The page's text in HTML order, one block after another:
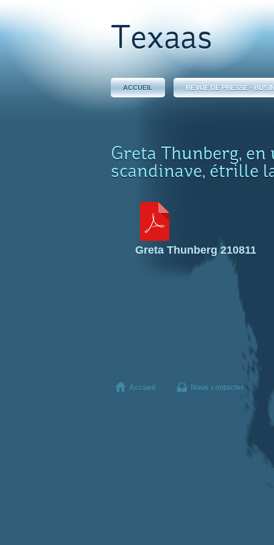
Texaas
ACCUEIL REVUE DE PRESSE -
Greta Thunberg, en
scandinave, étrille
Greta Thunberg 210811
Accueil Nous contacter